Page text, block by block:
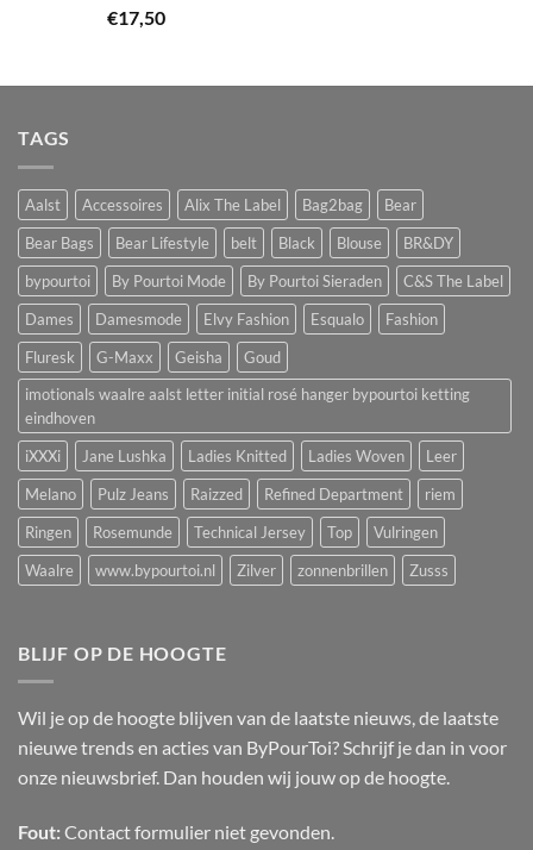
€17,50
TAGS
Aalst Accessoires Alix The Label Bag2bag
Bear
Bear Bags
Bear Lifestyle belt Black Blouse
BR&DY
bypourtoi
By Pourtoi Mode By Pourtoi Sieraden
C&S The Label
Dames
Damesmode Elvy Fashion Esqualo
Fashion
Fluresk
G-Maxx Geisha
Goud
imotionals waalre aalst letter initial rosé hanger bypourtoi ketting
eindhoven
iXXXi
Jane Lushka Ladies Knitted Ladies Woven
Leer
Melano
Pulz Jeans Raizzed Refined Department
riem
Ringen
Rosemunde Technical Jersey Top
Vulringen
Waalre
www.bypourtoi.nl Zilver zonnenbrillen Zusss
BLIJF OP DE HOOGTE
Wil je op de hoogte blijven van de laatste nieuws, de laatste
nieuwe trends en acties van ByPourToi? Schrijf je dan in voor
onze nieuwsbrief. Dan houden wij jouw op de hoogte.
Fout: Contact formulier niet gevonden.